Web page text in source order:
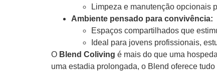
Limpeza e manutenção opcionais
Ambiente pensado para convivência:
Espaços compartilhados que
Ideal para jovens profissionais,
O Blend Coliving é mais do que uma
uma estadia prolongada, o Blend oferece